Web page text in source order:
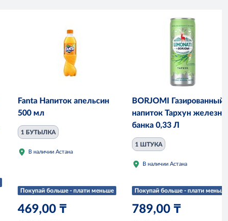
Fanta Напиток апельсин
500 мл
1 БУТЫЛКА
В наличии Астана
Покупай больше - плати меньше
469,00 ₸
BORJOMI Газированный
напиток Тархун
банка 0,33 Л
1 ШТУКА
В наличии Астана
Покупай больше - плати меньше
789,00 ₸